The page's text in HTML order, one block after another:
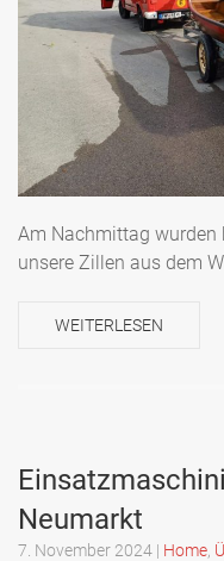
Am Nachmittag
unsere Zillen aus dem
WEITERLESEN
Neumarkt
7. November 2024 | Home